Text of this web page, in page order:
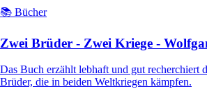
📚 Bücher
Zwei Brüder - Zwei Kriege -
Das Buch erzählt lebhaft und gut recherchiert
Brüder, die in beiden Weltkriegen kämpfen.